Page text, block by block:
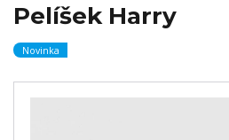
Pelíšek Harry
Novinka